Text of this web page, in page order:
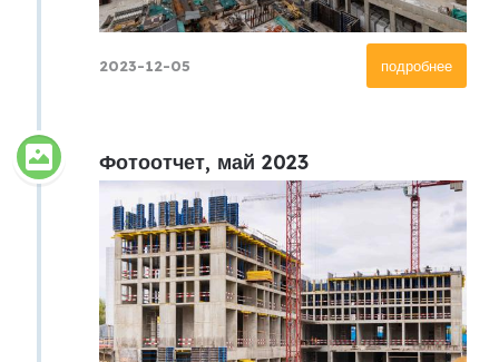
подробнее
2023-12-05
Фотоотчет, май 2023